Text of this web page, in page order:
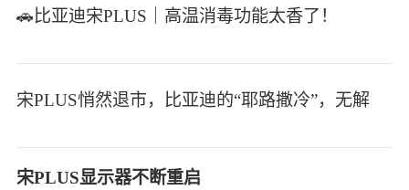
🚗比亚迪宋PLUS｜高温消毒功能太香了！
宋PLUS悄然退市，比亚迪的“耶路撒冷”，无解
宋PLUS显示器不断重启